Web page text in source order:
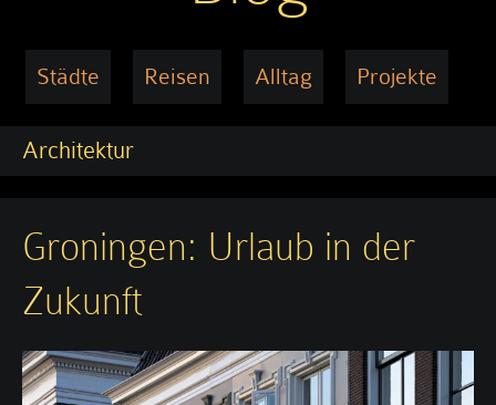
Städte Reisen Alltag Projekte
Architektur
Groningen: Urlaub in der
Zukunft